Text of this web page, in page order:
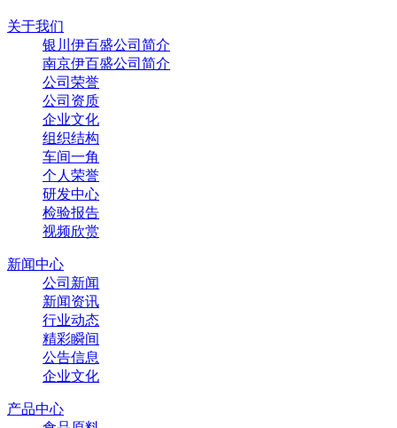
关于我们
银川伊百盛公司简介
南京伊百盛公司简介
公司荣誉
公司资质
企业文化
组织结构
车间一角
个人荣誉
研发中心
检验报告
视频欣赏
新闻中心
公司新闻
新闻资讯
行业动态
精彩瞬间
公告信息
企业文化
产品中心